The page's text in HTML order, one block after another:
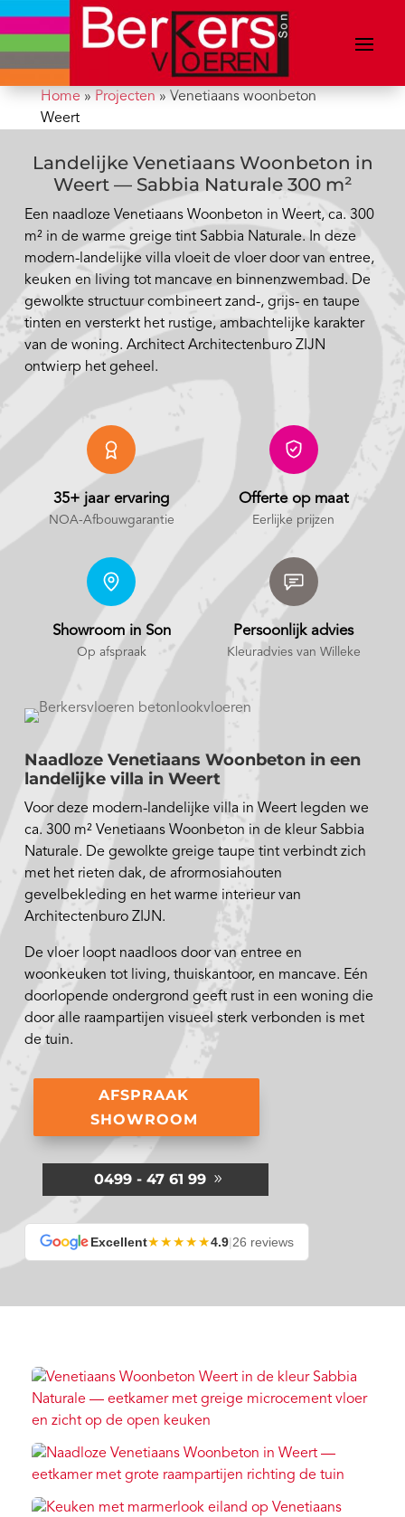
Home» Projecten » Venetiaans woonbeton
Weert
Landelijke Venetiaans Woonbeton in
Weert — Sabbia Naturale 300 m²
Een naadloze Venetiaans Woonbeton in Weert, ca. 300
m² in de warme greige tint Sabbia Naturale. In deze
modern-landelijke villa vloeit de vloer door van entree,
keuken en living tot mancave en binnenzwembad. De
gewolkte structuur combineert zand-, grijs- en taupe
tinten en versterkt het rustige, ambachtelijke karakter
van de woning. Architect Architectenburo ZIJN
ontwierp het geheel.
35+ jaar ervaring
NOA-Afbouwgarantie
Offerte op maat
Eerlijke prijzen
Showroom in Son
Op afspraak
Persoonlijk advies
Kleuradvies van Willeke
Naadloze Venetiaans Woonbeton in een
landelijke villa in Weert
Voor deze modern-landelijke villa in Weert legden we
ca. 300 m² Venetiaans Woonbeton in de kleur Sabbia
Naturale. De gewolkte greige taupe tint verbindt zich
met het rieten dak, de afrormosiahouten
gevelbekleding en het warme interieur van
Architectenburo ZIJN.
De vloer loopt naadloos door van entree en
woonkeuken tot living, thuiskantoor, en mancave. Eén
doorlopende ondergrond geeft rust in een woning die
door alle raampartijen visueel sterk verbonden is met
de tuin.
AFSPRAAK
SHOWROOM
0499 - 47 61 99
Excellent★★★★★4.9|26 reviews